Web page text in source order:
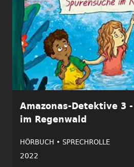
Amazonas-Detektive 3
im Regenwald
HÖRBUCH • SPRECHROLLE
2022